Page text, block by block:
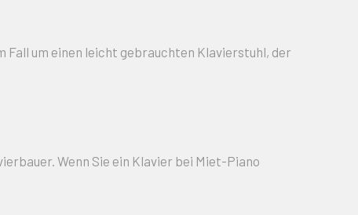
Fall um einen leicht gebrauchten Klavierstuhl, der
Wenn Sie ein Klavier bei Miet-Piano